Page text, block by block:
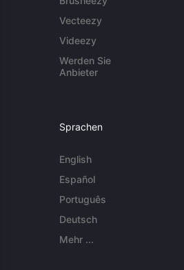
Vecteezy
Videezy
Werden Sie
Anbieter
Sprachen
English
Español
Português
Deutsch
Mehr ...